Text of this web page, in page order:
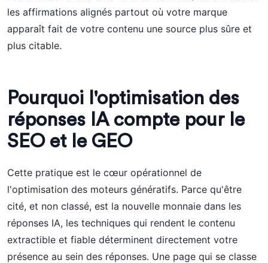
les affirmations alignés partout où votre marque
apparaît fait de votre contenu une source plus sûre et
plus citable.
Pourquoi l'optimisation des
réponses IA compte pour le
SEO et le GEO
Cette pratique est le cœur opérationnel de
l'optimisation des moteurs génératifs. Parce qu'être
cité, et non classé, est la nouvelle monnaie dans les
réponses IA, les techniques qui rendent le contenu
extractible et fiable déterminent directement votre
présence au sein des réponses. Une page qui se classe